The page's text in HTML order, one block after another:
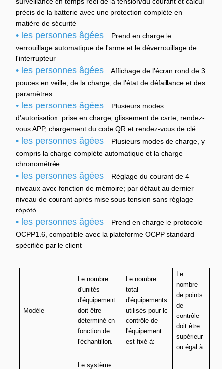
précis de la batterie avec une protection complète en
matière de sécurité
• les personnes âgées
Prend en charge le
verrouillage automatique de l'arme et le déverrouillage de
l'interrupteur
• les personnes âgées
Affichage de l'écran rond de 3
pouces en veille, de la charge, de l'état de défaillance et des
paramètres
• les personnes âgées
Plusieurs modes
d'autorisation: prise en charge, glissement de carte, rendez-
vous APP, chargement du code QR et rendez-vous de clé
• les personnes âgées
Plusieurs modes de charge, y
compris la charge complète automatique et la charge
chronométrée
• les personnes âgées
Réglage du courant de 4
niveaux avec fonction de mémoire; par défaut au dernier
niveau de courant après mise sous tension sans réglage
répété
• les personnes âgées
Prend en charge le protocole
OCPP1.6, compatible avec la plateforme OCPP standard
spécifiée par le client
Modèle
Le nombre
d'unités
d'équipement
doit être
déterminé en
fonction de
l'échantillon.
Le nombre
total
d'équipements
utilisés pour le
contrôle de
l'équipement
est fixé à:
Le
nombre
de points
de
contrôle
doit être
supérieur
ou égal à:
Le système